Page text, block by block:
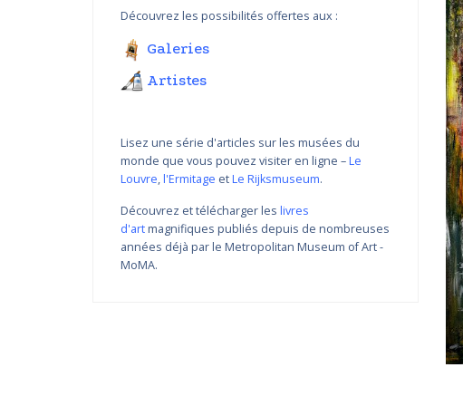
Découvrez les possibilités offertes aux :
Galeries
Artistes
Lisez une série d'articles sur les musées du
monde que vous pouvez visiter en ligne –Le
Louvre,l'Ermitage etLe Rijksmuseum.
Découvrez et télécharger les livres
d'artmagnifiques publiés depuis de nombreuses
années déjà par le Metropolitan Museum of Art -
MoMA.
Variations de couleur de
Nikolay Yanakiev I
22.03.2018 - 31.09.2018